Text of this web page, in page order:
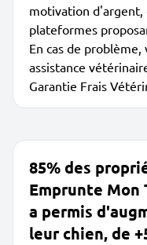
motivation
plateformes
En cas de
assistance
Garantie Frais
85% des
Emprunte Mon
a permis
leur chien, de